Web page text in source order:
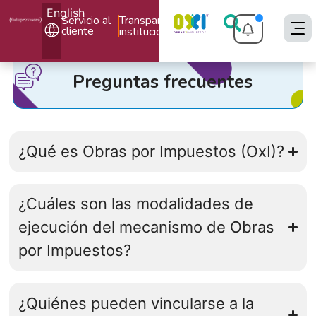
Servicio al
cliente
Transparencia
institucional
English
Preguntas frecuentes
¿Qué es Obras por Impuestos (OxI)?
¿Cuáles son las modalidades de
ejecución del mecanismo de Obras
por Impuestos?
¿Quiénes pueden vincularse a la